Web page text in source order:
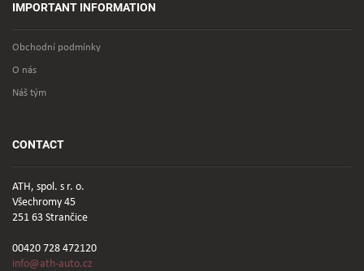
IMPORTANT INFORMATION
Obchodní podmínky
O nás
Náš tým
CONTACT
ATH, spol. s r. o.
Všechromy 45
251 63 Strančice
00420 728 472120
info@ath-auto.cz